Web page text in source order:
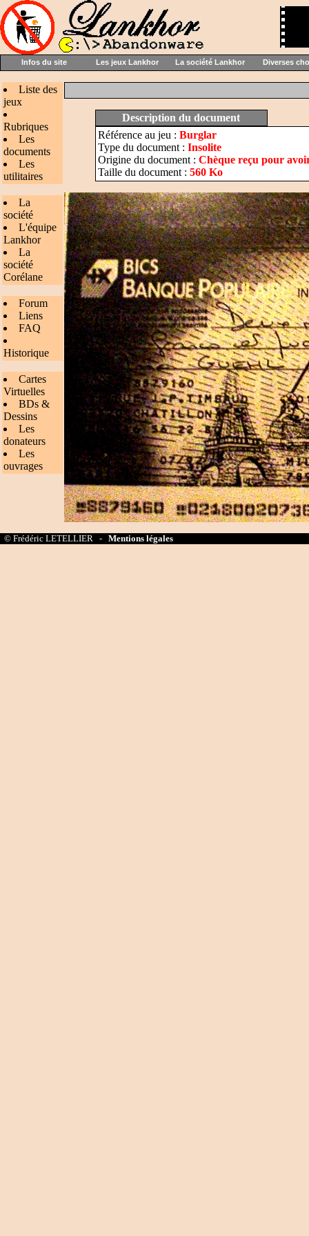
Infos du site Les jeux Lankhor La société Lankhor Diverses
Liste des
jeux
Rubriques
Les
documents
Les
utilitaires
La
société
L'équipe
Lankhor
La
société
Corélane
Forum
Liens
FAQ
Historique
Cartes
Virtuelles
BDs &
Dessins
Les
donateurs
Les
ouvrages
Description du document
Référence au jeu : Burglar
Type du document : Insolite
Origine du document : Chèque reçu pour
Taille du document : 560 Ko
© Frédéric LETELLIER - Mentions légales